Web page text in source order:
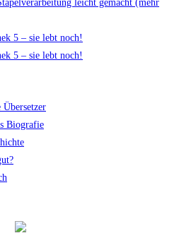
leicht gemacht (mehr
5 – sie lebt noch!
5 – sie lebt noch!
Biografie